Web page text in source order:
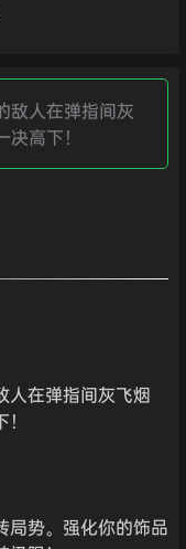
敌人在弹指间灰
高下！
人在弹指间灰飞烟
局势。强化你的饰品